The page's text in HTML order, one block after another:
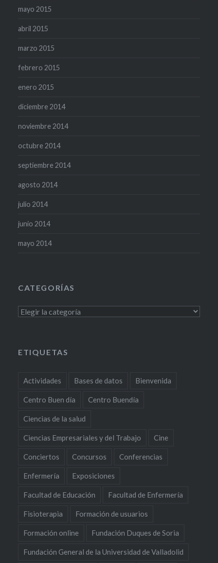
mayo 2015
abril 2015
marzo 2015
febrero 2015
enero 2015
diciembre 2014
noviembre 2014
octubre 2014
septiembre 2014
agosto 2014
julio 2014
junio 2014
mayo 2014
CATEGORÍAS
Categorías
ETIQUETAS
Actividades Bases de datos Bienvenida
Centro Buen día Centro Buendía
Ciencias de la salud
Ciencias Empresariales y del Trabajo Cine
Conciertos Concursos Conferencias
Enfermería Exposiciones
Facultad de Educación Facultad de Enfermería
Fisioterapia Formación de usuarios
Formación online Fundación Duques de Soria
Fundación General de la Universidad de Valladolid